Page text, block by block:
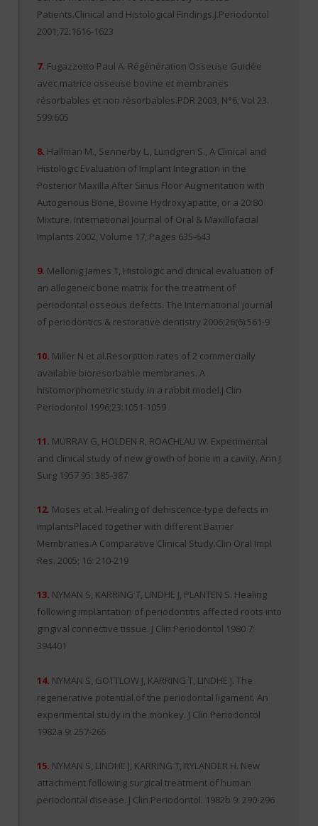
Patients.Clinical and Histological Findings.J.Periodontol
2001;72:1616-1623
7. Fugazzotto Paul A. Régénération Osseuse Guidée
avec matrice osseuse bovine et membranes
résorbables et non résorbables.PDR 2003, N°6; Vol 23.
599:605
8. Hallman M., Sennerby L., Lundgren S., A Clinical and
Histologic Evaluation of Implant Integration in the
Posterior Maxilla After Sinus Floor Augmentation with
Autogenous Bone, Bovine Hydroxyapatite, or a 20:80
Mixture. International Journal of Oral & Maxillofacial
Implants 2002, Volume 17, Pages 635-643
9. Mellonig James T, Histologic and clinical evaluation of
an allogeneic bone matrix for the treatment of
periodontal osseous defects. The International journal
of periodontics & restorative dentistry 2006;26(6):561-9
10. Miller N et al.Resorption rates of 2 commercially
available bioresorbable membranes. A
histomorphometric study in a rabbit model.J Clin
Periodontol 1996;23:1051-1059
11. MURRAY G, HOLDEN R, ROACHLAU W. Experimental
and clinical study of new growth of bone in a cavity. Ann J
Surg 1957 95: 385-387
12. Moses et al. Healing of dehiscence-type defects in
implantsPlaced together with different Barrier
Membranes.A Comparative Clinical Study.Clin Oral Impl
Res. 2005; 16: 210-219
13. NYMAN S, KARRING T, LINDHE J, PLANTEN S. Healing
following implantation of periodontitis affected roots into
gingival connective tissue. J Clin Periodontol 1980 7:
394401
14. NYMAN S, GOTTLOW J, KARRING T, LINDHE J. The
regenerative potential of the periodontal ligament. An
experimental study in the monkey. J Clin Periodontol
1982a 9: 257-265
15. NYMAN S, LINDHE J, KARRING T, RYLANDER H. New
attachment following surgical treatment of human
periodontal disease. J Clin Periodontol. 1982b 9: 290-296